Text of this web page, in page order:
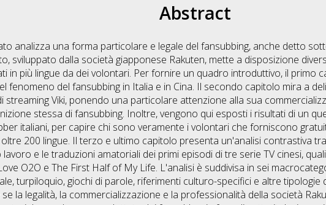
Abstract
analizza una forma particolare e legale del fansubbing, anche detto
sviluppato dalla società giapponese Rakuten, mette a disposizione
in più lingue da dei volontari. Per fornire un quadro introduttivo, il primo
fenomeno del fansubbing in Italia e in Cina. Il secondo capitolo mira a
streaming Viki, ponendo una particolare attenzione alla sua
stessa di fansubbing. Inoltre, vengono qui esposti i risultati di un
italiani, per capire chi sono veramente i volontari che forniscono
200 lingue. Il terzo e ultimo capitolo presenta un'analisi contrastiva
e le traduzioni amatoriali dei primi episodi di tre serie TV cinesi,
O2O e The First Half of My Life. L'analisi è suddivisa in sei
turpiloquio, giochi di parole, riferimenti culturo-specifici e altre tipologie
la legalità, la commercializzazione e la professionalità della società